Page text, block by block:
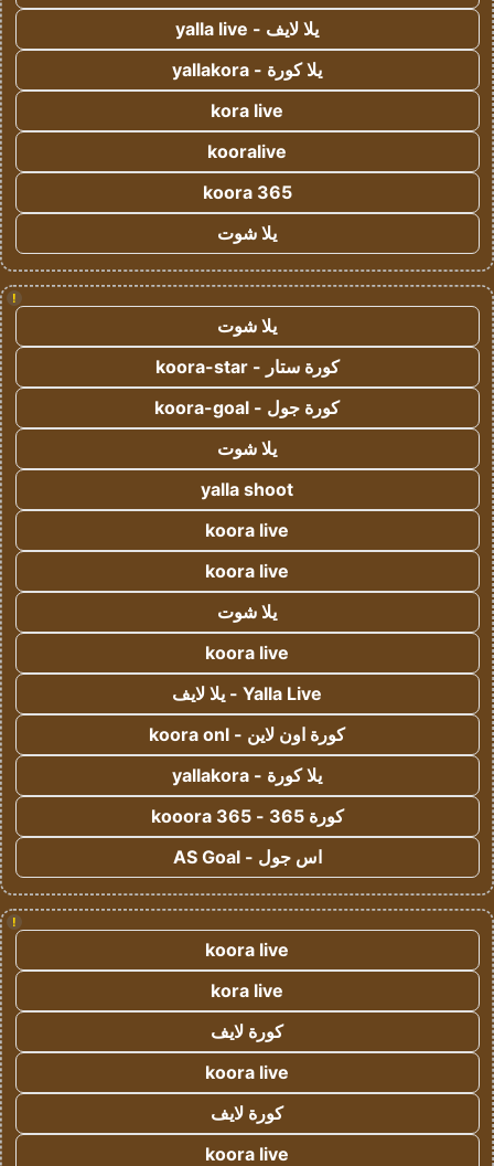
يلا لايف - yalla live
يلا كورة - yallakora
kora live
kooralive
koora 365
يلا شوت
!
يلا شوت
كورة ستار - koora-star
كورة جول - koora-goal
يلا شوت
yalla shoot
koora live
koora live
يلا شوت
koora live
Yalla Live - يلا لايف
كورة اون لاين - koora onl
يلا كورة - yallakora
كورة 365 - kooora 365
اس جول - AS Goal
!
koora live
kora live
كورة لايف
koora live
كورة لايف
koora live